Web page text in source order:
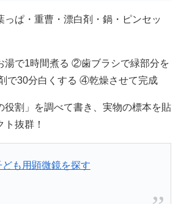
っぱ・重曹・漂白剤・鍋・ピンセッ
で1時間煮る ②歯ブラシで緑部分を
で30分白くする ④乾燥させて完成
役割」を調べて書き、実物の標本を貼
ト抜群！
も用顕微鏡を探す